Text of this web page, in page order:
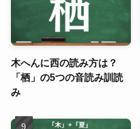
木へんに西の読み方は？
「栖」の5つの音読み訓読
み